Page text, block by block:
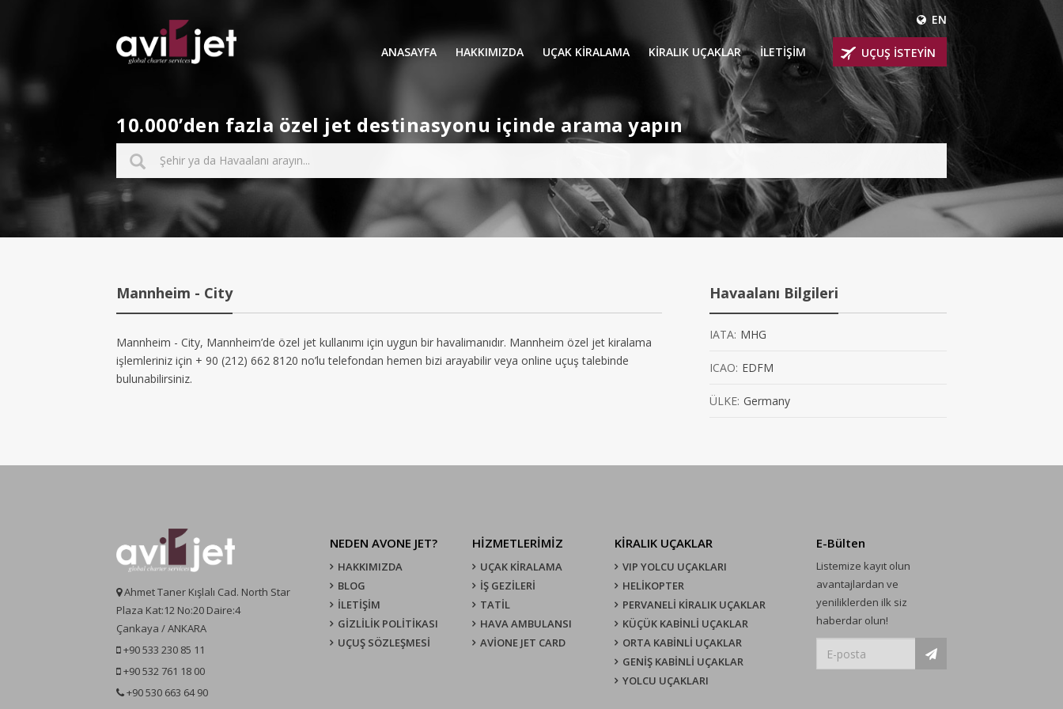
EN
ANASAYFA HAKKIMIZDA UÇAK KİRALAMA
İŞ GEZİLERİ TATİL
AVİONE JET CARD
KIRALIK UÇAKLAR
VIP YOLCU UÇAKLARI
HELİKOPTER
KÜÇÜK KABİNLİ UÇAKLAR
ORTA KABİNLİ UÇAKLAR
YOLCU UÇAKLARI
İLETİŞİM UÇUŞ İSTEYİN
10.000’den fazla özel jet destinasyonu içinde arama yapın
Mannheim - City
Mannheim - City, Mannheim’de özel jet kullanımı için uygun bir havalimanıdır. Mannheim özel jet kiralama
işlemleriniz için + 90 (212) 662 8120 no’lu telefondan hemen bizi arayabilir veya online uçuş talebinde
bulunabilirsiniz.
Havaalanı Bilgileri
IATA: MHG
ICAO: EDFM
ÜLKE: Germany
Ahmet Taner Kışlalı Cad. North Star
Plaza Kat:12 No:20 Daire:4
Çankaya / ANKARA
+90 533 230 85 11
+90 532 761 18 00
+90 530 663 64 90
NEDEN AVONE JET?
HAKKIMIZDA
BLOG
İLETİŞİM
GİZLİLİK POLİTİKASI
UÇUŞ SÖZLEŞMESI
HİZMETLERİMİZ
UÇAK KIRALAMA
İŞ GEZİLERİ
TATİL
HAVA AMBULANSI
AVİONE JET CARD
KIRALIK UÇAKLAR
VIP YOLCU UÇAKLARI
HELİKOPTER
PERVANELİ KİRALIK UÇAKLAR
KÜÇÜK KABİNLİ UÇAKLAR
ORTA KABİNLİ UÇAKLAR
GENİŞ KABİNLİ UÇAKLAR
YOLCU UÇAKLARI
E-Bülten
Listemize kayıt olun
avantajlardan ve
yeniliklerden ilk siz
haberdar olun!